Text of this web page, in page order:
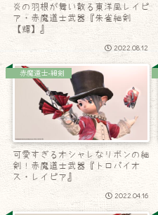
炎の羽根が舞い散る東洋風レイピ
ア・赤魔道士武器『朱雀細剣
【輝】』
2022.08.12
赤魔道士-細剣
可愛すぎるオシャレなリボンの細
剣！赤魔道士武器『トロパイオ
ス・レイピア』
2022.04.16